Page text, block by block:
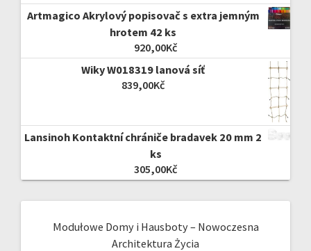
Artmagico Akrylový popisovač s extra jemným
hrotem 42 ks
920,00Kč
Wiky W018319 lanová síť
839,00Kč
Lansinoh Kontaktní chrániče bradavek 20 mm 2
ks
305,00Kč
Modułowe Domy i Hausboty – Nowoczesna
Architektura Życia